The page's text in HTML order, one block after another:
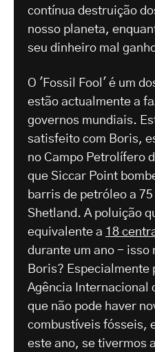
contínua destruição
nosso planeta,
seu dinheiro mal
O 'Fossil Fool' é um
estão actualmente a
governos mundiais.
satisfeito com Boris,
no Campo Petrolífero
que Siccar Point
barris de petróleo a
Shetland. A poluição
equivalente a 18
durante um ano - isso
Boris? Especialmente
Agência Internacional
que não pode haver
combustíveis fósseis,
este ano, se tivermos